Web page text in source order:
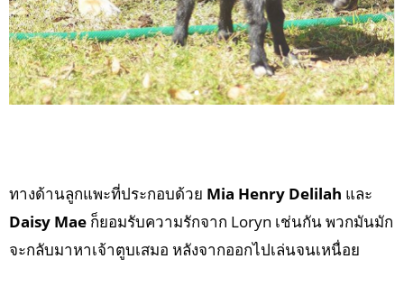
ทางด้านลูกแพะที่ประกอบด้วย Mia Henry Delilah และ
Daisy Mae ก็ยอมรับความรักจาก Loryn เช่นกัน พวกมันมัก
จะกลับมาหาเจ้าตูบเสมอ หลังจากออกไปเล่นจนเหนื่อย